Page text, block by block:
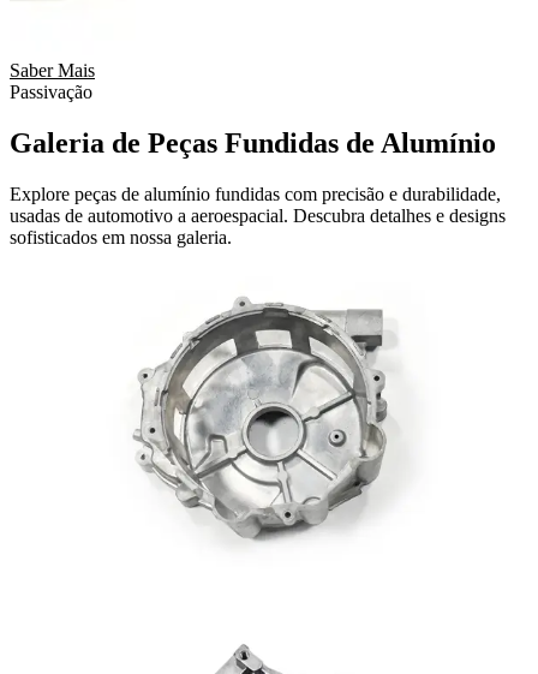
Saber Mais
Passivação
Galeria de Peças Fundidas de Alumínio
Explore peças de alumínio fundidas com precisão e durabilidade,
usadas de automotivo a aeroespacial. Descubra detalhes e designs
sofisticados em nossa galeria.